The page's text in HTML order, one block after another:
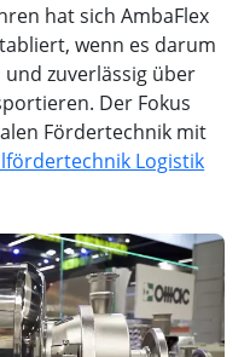
hat sich AmbaFlex
wenn es darum
zuverlässig über
Der Fokus
Fördertechnik mit
Logistik